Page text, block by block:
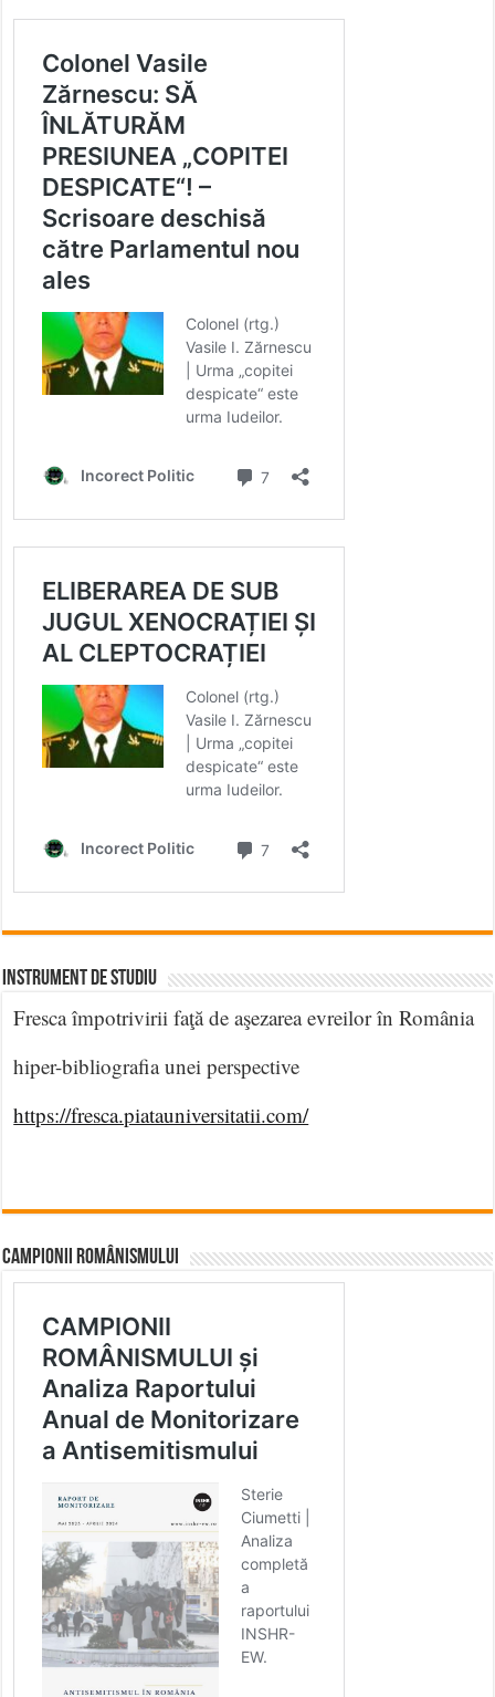
INSTRUMENT DE STUDIU
Fresca împotrivirii faţă de aşezarea evreilor în România
hiper-bibliografia unei perspective
https://fresca.piatauniversitatii.com/
CAMPIONII ROMÂNISMULUI